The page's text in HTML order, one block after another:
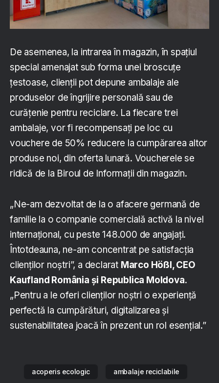
De asemenea, la intrarea în magazin, în spațiul
special amenajat sub forma unei broscuțe
țestoase, clienții pot depune ambalaje ale
produselor de îngrijire personală sau de
curățenie pentru reciclare. La fiecare trei
ambalaje, vor fi recompensați pe loc cu
vouchere de 50% reducere la cumpărarea altor
produse noi, din oferta lunară. Voucherele se
ridică de la Biroul de Informații din magazin.
„Ne-am dezvoltat de la o afacere germană de
familie la o companie comercială activă la nivel
internațional, cu peste 148.000 de angajați.
Întotdeauna, ne-am concentrat pe satisfacția
clienților noștri”, a declarat Marco Hößl, CEO
Kaufland România și Republica Moldova.
„Pentru a le oferi clienților noștri o experiență
perfectă la cumpărături, digitalizarea și
sustenabilitatea joacă în prezent un rol esențial.”
acoperis ecologic ambalaje reciclabile